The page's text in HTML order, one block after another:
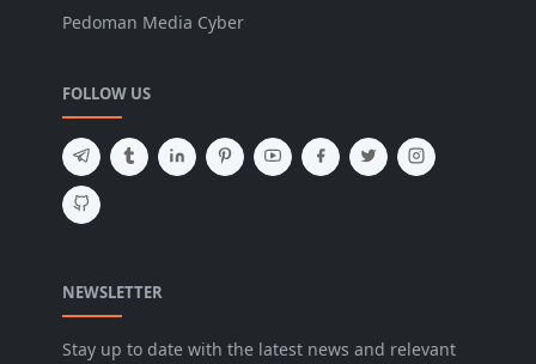
Pedoman Media Cyber
FOLLOW US
NEWSLETTER
Stay up to date with the latest news and relevant